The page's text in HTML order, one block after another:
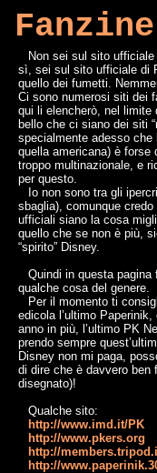
Fanzine
Non sei sul sito
sì, sei sul sito ufficiale di
quello dei fumetti.
Ci sono numerosi siti dei
qui li elencherò, nel limite
bello che ci siano dei siti
specialmente adesso che
quella americana) è forse
troppo multinazionale, e
per questo.
Io non sono tra gli
sbaglia), comunque
ufficiali siano la cosa
quello che se non è più,
“spirito” Disney.
Quindi in questa pagina
qualche cosa del genere.
Per il momento ti
edicola l’ultimo
anno in più, l’ultimo PK
prendo sempre
Disney non mi paga,
di dire che è davvero ben
disegnato)!
Qualche sito:
http://www.imd.it/PK
http://www.pkers.org
http://
http://